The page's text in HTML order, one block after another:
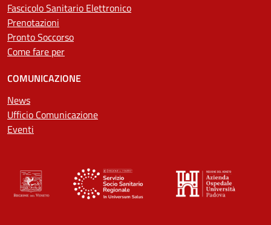
Fascicolo Sanitario Elettronico
Prenotazioni
Pronto Soccorso
Come fare per
COMUNICAZIONE
News
Ufficio Comunicazione
Eventi